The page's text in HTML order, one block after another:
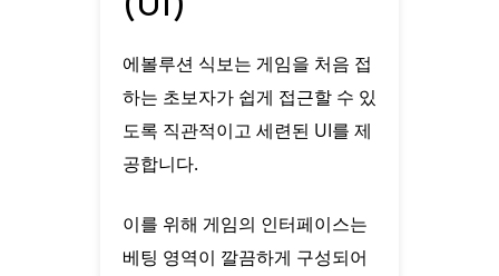
에볼루션 식보는 게임을 처음 접
하는 초보자가 쉽게 접근할 수 있
도록 직관적이고 세련된 UI를 제
공합니다.
이를 위해 게임의 인터페이스는
베팅 영역이 깔끔하게 구성되어